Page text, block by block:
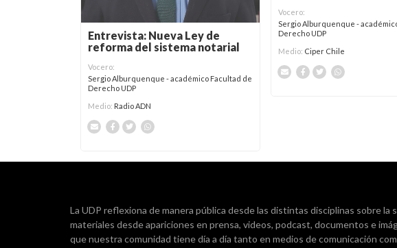
Entrevista: Nueva Ley de
reforma del sistema notarial
Vocero:
Sergio Alburquenque - académico Facultad de
Derecho UDP
Medio: Radio ADN
Vocero:
Sergio Alburquenque -
Derecho UDP
Medio: Ciper Chile
La UDP reflexiona de manera pública desde las distintas disciplinas sobre la
materiales desde apariciones en prensa, videos, podcast, documentos e
que nuestra comunidad tiene día a día tanto en medios de comunicación